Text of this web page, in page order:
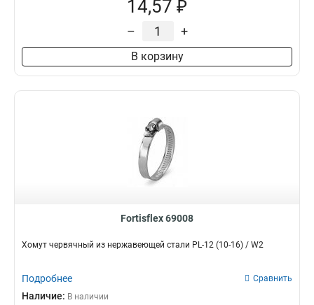
14,57 ₽
– +
В корзину
Fortisflex 69008
Хомут червячный из нержавеющей стали PL-12 (10-16) / W2
Подробнее Сравнить
Наличие: В наличии